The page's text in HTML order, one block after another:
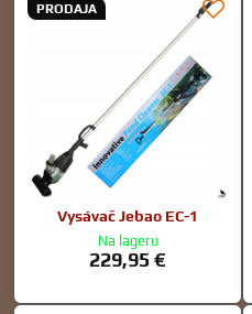
PRODAJA
Vysávač Jebao EC-1
Na lageru
229,95 €